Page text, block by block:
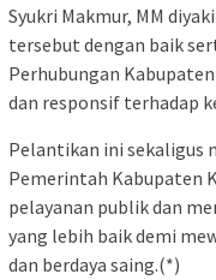
Syukri Makmur, MM
tersebut dengan baik
Perhubungan
dan responsif terhadap
Pelantikan ini sekaligus
Pemerintah Kabupaten
pelayanan publik dan
yang lebih baik demi
dan berdaya saing.(*)